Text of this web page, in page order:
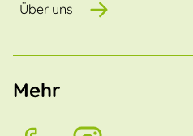
Über uns
Mehr